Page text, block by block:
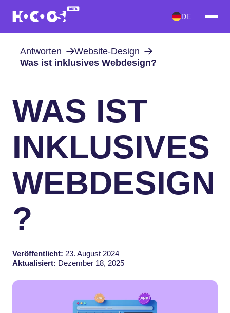
DE
Antworten
Website-Design
Was ist inklusives Webdesign?
WAS IST
INKLUSIVES
WEBDESIGN
?
Veröffentlicht: 23. August 2024
Aktualisiert: Dezember 18, 2025